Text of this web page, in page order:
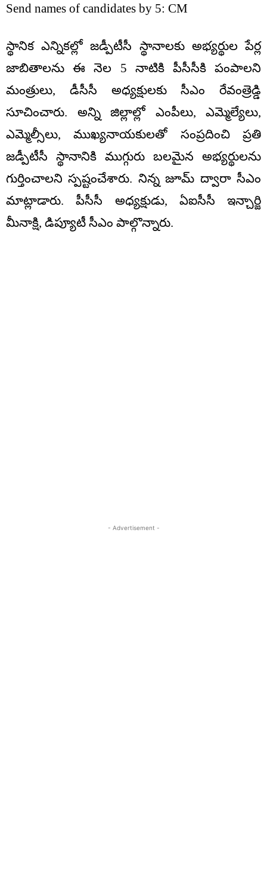
Send names of candidates by 5: CM
స్థానిక ఎన్నికల్లో జడ్పీటీసీ స్థానాలకు అభ్యర్థుల పేర్ల
జాబితాలను ఈ నెల 5 నాటికి పీసీసీకి పంపాలని
మంత్రులు, డీసీసీ అధ్యక్షులకు సీఎం రేవంత్రెడ్డి
సూచించారు. అన్ని జిల్లాల్లో ఎంపీలు, ఎమ్మెల్యేలు,
ఎమ్మెల్సీలు, ముఖ్యనాయకులతో సంప్రదించి ప్రతి
జడ్పీటీసీ స్థానానికి ముగ్గురు బలమైన అభ్యర్థులను
గుర్తించాలని స్పష్టంచేశారు. నిన్న జూమ్ ద్వారా సీఎం
మాట్లాడారు. పీసీసీ అధ్యక్షుడు, ఏఐసీసీ ఇన్చార్జి
మీనాక్షి, డిప్యూటీ సీఎం పాల్గొన్నారు.
- Advertisement -